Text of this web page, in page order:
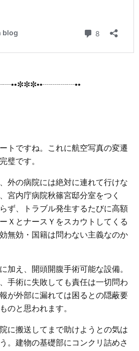
トですね。これに航空写真の変遷
璧です。
外の病院には絶対に連れて行けな
宮内庁病院秋篠宮邸分室をつく
ず、トラブル発生するたびに高額
ＸとナースＹをスカウトしてくる
無効・国籍は問わない主義なのか
加え、開頭開腹手術可能な設備。
手術に失敗しても責任は一切問わ
が外部に漏れては困るとの隠蔽要
のと思われます。
に搬送してまで助けようとの気は
。建物の基礎部にコンクリ詰めさ